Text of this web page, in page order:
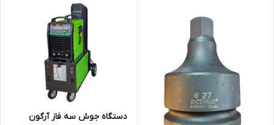
دستگاه جوش سه فاز آرگون